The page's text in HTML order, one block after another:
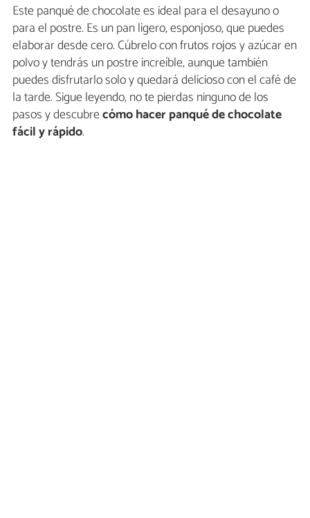
Este panqué de chocolate es ideal para el desayuno o
para el postre. Es un pan ligero, esponjoso, que puedes
elaborar desde cero. Cúbrelo con frutos rojos y azúcar en
polvo y tendrás un postre increíble, aunque también
puedes disfrutarlo solo y quedará delicioso con el café de
la tarde. Sigue leyendo, no te pierdas ninguno de los
pasos y descubrecómo hacer panqué de chocolate
fácil y rápido.